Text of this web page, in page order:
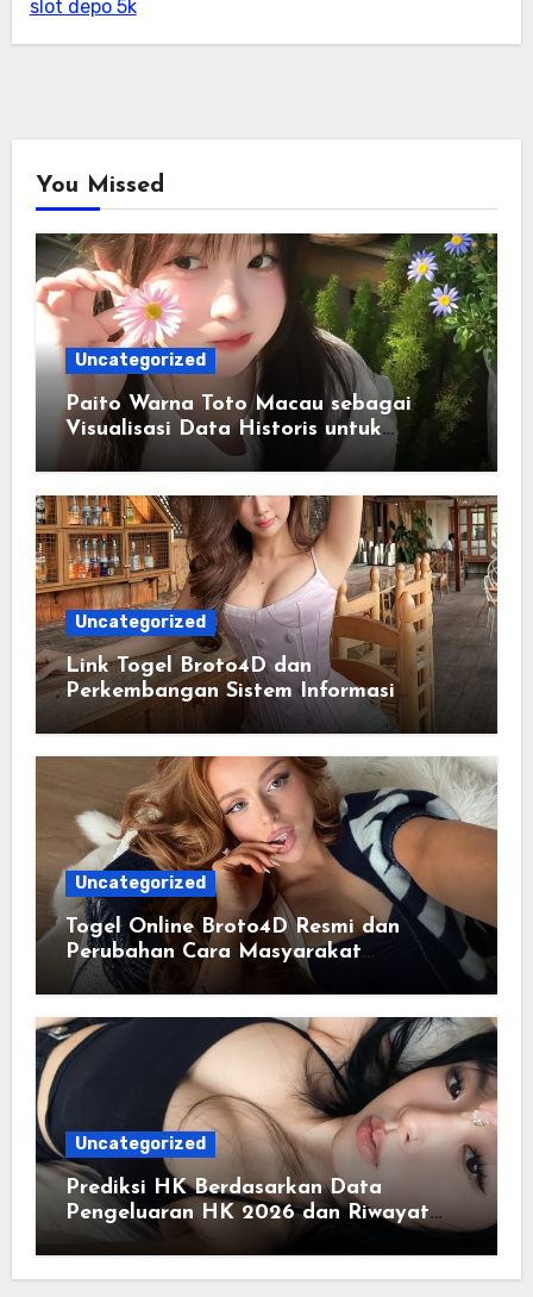
slot depo 5k
You Missed
Uncategorized
Paito Warna Toto Macau sebagai
Visualisasi Data Historis untuk
Memahami Informasi Secara Lebih
Uncategorized
Link Togel Broto4D dan
Perkembangan Sistem Informasi
Digital Masa Kini
Uncategorized
Togel Online Broto4D Resmi dan
Perubahan Cara Masyarakat
Mengakses Informasi Berbasis Data
Uncategorized
Prediksi HK Berdasarkan Data
Pengeluaran HK 2026 dan Riwayat
HK Pools